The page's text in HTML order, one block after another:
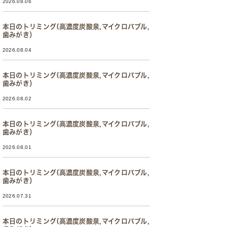
2026.08.06
本日のトリミング(高濃度炭酸泉,マイクロバブル,
歯みがき）
2026.08.04
本日のトリミング(高濃度炭酸泉,マイクロバブル,
歯みがき）
2026.08.02
本日のトリミング(高濃度炭酸泉,マイクロバブル,
歯みがき）
2026.08.01
本日のトリミング(高濃度炭酸泉,マイクロバブル,
歯みがき）
2026.07.31
本日のトリミング(高濃度炭酸泉,マイクロバブル,